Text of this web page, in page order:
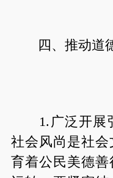
四、推动道
1.广泛开展弘
社会风尚是社
育着公民美德